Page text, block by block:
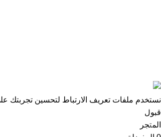
نستخدم ملفات تعريف الارتباط لتحسين تجربتك
قبول
المتجر